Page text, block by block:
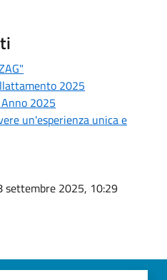
2025
2025
un'esperienza unica e
settembre 2025, 10:29